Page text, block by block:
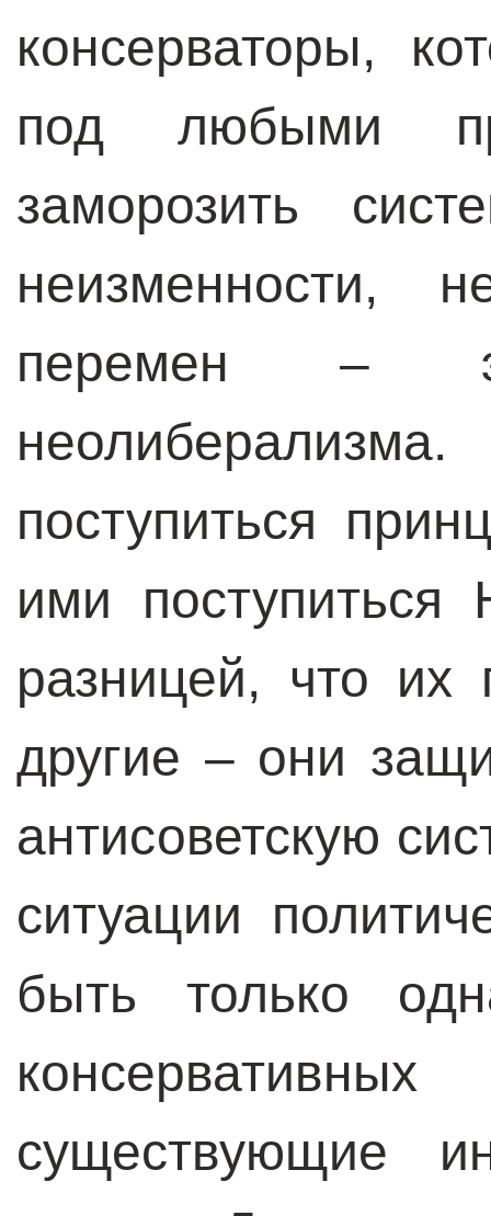
консерваторы,
под любыми
заморозить
неизменности,
перемен –
поступиться
ими
разницей, что их
другие – они
антисоветскую
ситуации
быть только
существующие